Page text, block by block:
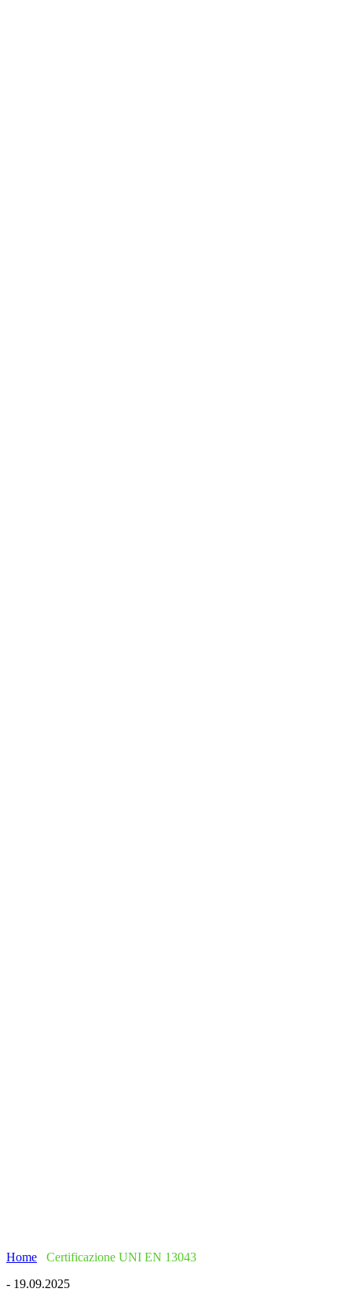
Home
Certificazione UNI EN 13043
- 19.09.2025